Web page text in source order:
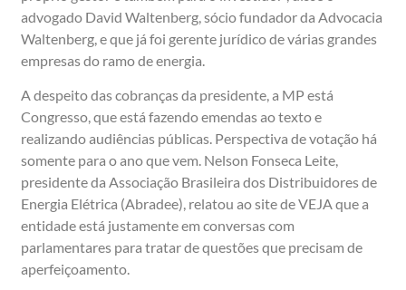
advogado David Waltenberg, sócio fundador da Advocacia
Waltenberg, e que já foi gerente jurídico de várias grandes
empresas do ramo de energia.
A despeito das cobranças da presidente, a MP está
Congresso, que está fazendo emendas ao texto e
realizando audiências públicas. Perspectiva de votação há
somente para o ano que vem. Nelson Fonseca Leite,
presidente da Associação Brasileira dos Distribuidores de
Energia Elétrica (Abradee), relatou ao site de VEJA que a
entidade está justamente em conversas com
parlamentares para tratar de questões que precisam de
aperfeiçoamento.